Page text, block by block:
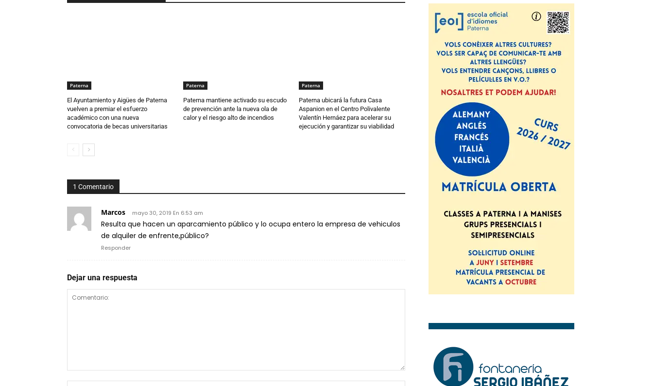
Paterna
El Ayuntamiento y Aigües de Paterna
vuelven a premiar el esfuerzo
académico con una nueva
convocatoria de becas universitarias
Paterna
Paterna mantiene activado su escudo
de prevención ante la nueva ola de
calor y el riesgo alto de incendios
Paterna
Paterna ubicará la futura Casa
Aspanion en el Centro Polivalente
Valentín Hernáez para acelerar su
ejecución y garantizar su viabilidad
1 Comentario
Marcos mayo 30, 2019 En 6:53 am
Resulta que hacen un aparcamiento público y lo ocupa entero la empresa de vehiculos
de alquiler de enfrente,público?
Responder
Dejar una respuesta